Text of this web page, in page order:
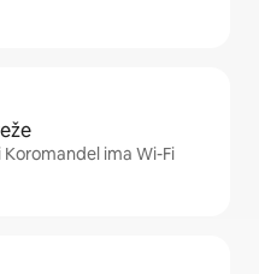
ima Wi-Fi